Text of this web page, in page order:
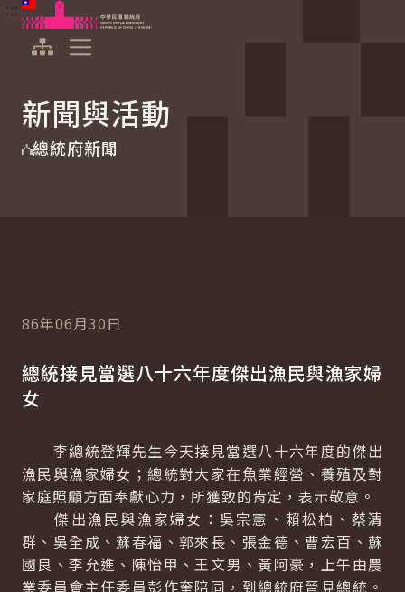
跳到主要內容
中華民國總統府
新聞與活動
總統府新聞
86年06月30日
總統接見當選八十六年度傑出漁民與漁家婦
女
李總統登輝先生今天接見當選八十六年度的傑出
漁民與漁家婦女；總統對大家在魚業經營、養殖及對
家庭照顧方面奉獻心力，所獲致的肯定，表示敬意。
傑出漁民與漁家婦女：吳宗憲、賴松柏、蔡清
群、吳全成、蘇春福、郭來長、張金德、曹宏百、蘇
國良、李允進、陳怡甲、王文男、黃阿豪，上午由農
業委員會主任委員彭作奎陪同，到總統府晉見總統。